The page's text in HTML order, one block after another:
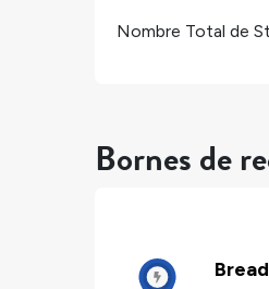
Nombre Total de
Bornes de